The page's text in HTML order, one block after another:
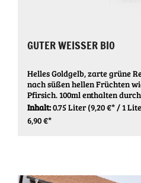
GUTER WEISSER BIO
Helles Goldgelb, zarte grüne
nach süßen hellen Früchten
Pfirsich. 100ml enthalten
308 kJ / 74 kcal Kohlenhydrate:
Enthält geringfügige Mengen
Fettsäuren, Eiweiß und Salz.
Inhalt:0.75 Liter (9,20 €* / 1
6,90 €*